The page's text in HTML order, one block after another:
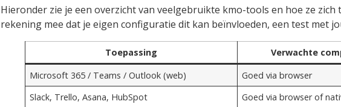
Hieronder zie je een overzicht van veelgebruikte kmo-tools en hoe ze
rekening mee dat je eigen configuratie dit kan beïnvloeden, een test met
Toepassing Verwachte
Microsoft 365 / Teams / Outlook (web)
Goed via browser
Slack, Trello, Asana, HubSpot
Goed via browser of